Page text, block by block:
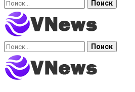
Найти: